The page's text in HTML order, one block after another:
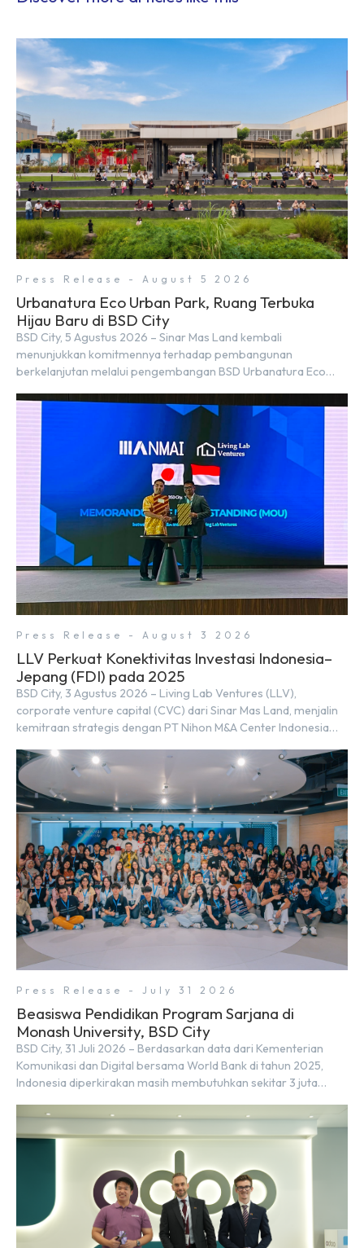
Press Release - August 5 2026
Urbanatura Eco Urban Park, Ruang Terbuka
Hijau Baru di BSD City
BSD City, 5 Agustus 2026 – Sinar Mas Land kembali
menunjukkan komitmennya terhadap pembangunan
berkelanjutan melalui pengembangan BSD Urbanatura Eco
jalur sungai sepanjang 1,5 km yang dikelilingi lanskap tropis
Pathway. Transformasi ini merupakan bagian dari upaya
perusahaan untuk […]
Press Release - August 3 2026
LLV Perkuat Konektivitas Investasi Indonesia–
Jepang (FDI) pada 2025
BSD City, 3 Agustus 2026 – Living Lab Ventures (LLV),
corporate venture capital (CVC) dari Sinar Mas Land, menjalin
kemitraan strategis dengan PT Nihon M&A Center Indonesia
tersebut ditandai dengan penandatanganan Memorandum of
Understanding (MoU) oleh Bayu Seto (Partner at Living Lab
Ventures) dan Kosuke Kawata […]
Press Release - July 31 2026
Beasiswa Pendidikan Program Sarjana di
Monash University, BSD City
BSD City, 31 Juli 2026 – Berdasarkan data dari Kementerian
Komunikasi dan Digital bersama World Bank di tahun 2025,
Indonesia diperkirakan masih membutuhkan sekitar 3 juta
tenaga digital baru setiap tahunnya untuk mendukung
percepatan transformasi digital di berbagai sektor strategis.
Kebutuhan tersebut menjadikan pengembangan sumber daya